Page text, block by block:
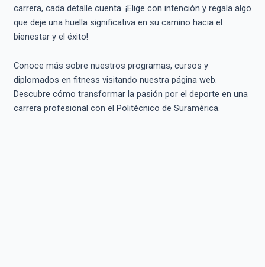
carrera, cada detalle cuenta. ¡Elige con intención y regala algo
que deje una huella significativa en su camino hacia el
bienestar y el éxito!
Conoce más sobre nuestros programas, cursos y
diplomados en fitness visitando nuestra página web.
Descubre cómo transformar la pasión por el deporte en una
carrera profesional con el Politécnico de Suramérica.